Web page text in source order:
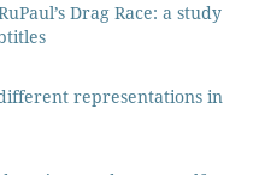
Drag Race: a study
representations in